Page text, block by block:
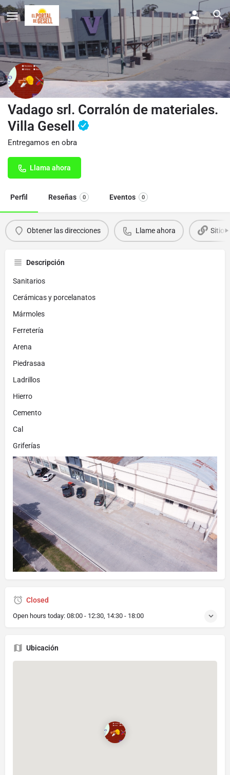
Vadago srl. Corralón de materiales.
Villa Gesell
Entregamos en obra
Llama ahora
Perfil Reseñas 0 Eventos 0
Obtener las direcciones Llame ahora Sitio
Descripción
Sanitarios
Cerámicas y porcelanatos
Mármoles
Ferretería
Arena
Piedrasaa
Ladrillos
Hierro
Cemento
Cal
Griferías
Closed
Open hours today: 08:00 - 12:30, 14:30 - 18:00
Ubicación